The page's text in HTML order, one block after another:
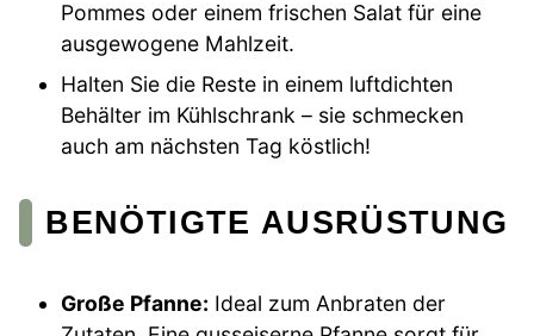
Pommes oder einem frischen Salat für eine
ausgewogene Mahlzeit.
Halten Sie die Reste in einem luftdichten
Behälter im Kühlschrank – sie schmecken
auch am nächsten Tag köstlich!
BENÖTIGTE AUSRÜSTUNG
Große Pfanne: Ideal zum Anbraten der